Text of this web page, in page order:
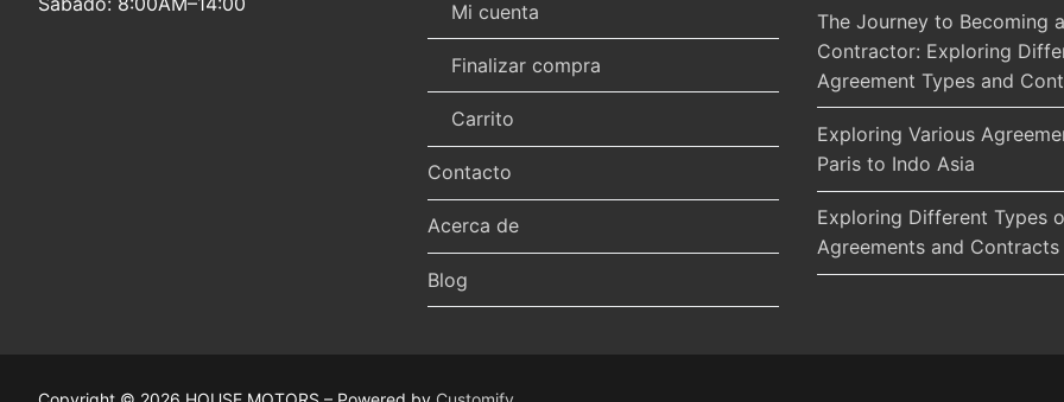
Mi cuenta
Finalizar compra
Carrito
Contacto
Acerca de
Blog
The Journey to Becoming
Contractor: Exploring
Agreement Types and
Exploring Various
Paris to Indo Asia
Exploring Different Types
Agreements and Contracts